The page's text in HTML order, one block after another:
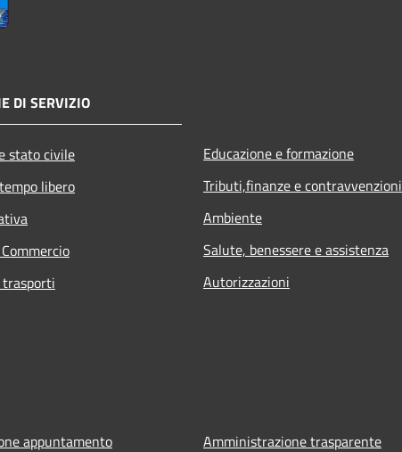
DI SERVIZIO
stato civile
libero
Educazione e formazione
Tributi,finanze e contravvenzioni
Ambiente
Salute, benessere e assistenza
Autorizzazioni
appuntamento Amministrazione trasparente